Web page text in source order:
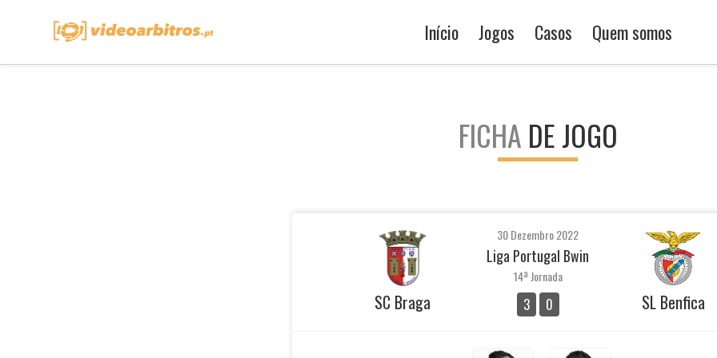
Início Jogos Casos Quem somos
FICHA DE JOGO
SC Braga
30 Dezembro 2022
Liga Portugal Bwin
14ª Jornada
3 0 SL Benfica